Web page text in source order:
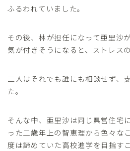
ふるわれていました。
その後、林が担任になって亜里沙
気が付きそうになると、ストレス
二人はそれでも誰にも相談せず、
た。
そんな中、亜里沙は同じ県営住宅
った二歳年上の智恵理から色々な
度は諦めていた高校進学を目指す